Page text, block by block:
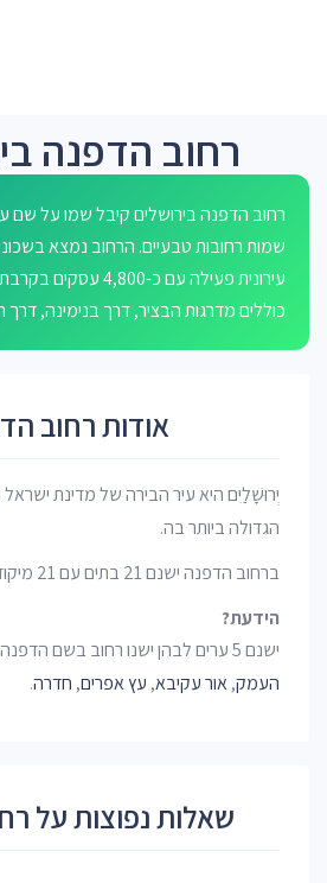
רחוב הדפנה
רחוב הדפנה בירושלים קיבל שמו על שם
שמות רחובות טבעיים. הרחוב נמצא
עירונית פעילה עם כ-
כוללים מדרגות הבציר, דרך בנימינה,
אודות רחוב
יְרוּשָׁלַיִם היא עיר הבירה של מדינת ישראל
הגדולה ביותר בה.
ברחוב הדפנה ישנם 21 בתים עם 21 מיקודים שונים.
הידעת?
ישנם 5 ערים לבהן ישנו רחוב בשם הדפנה:
העמק,אור עקיבא, עץ אפרים, חדרה.
שאלות נפוצות על